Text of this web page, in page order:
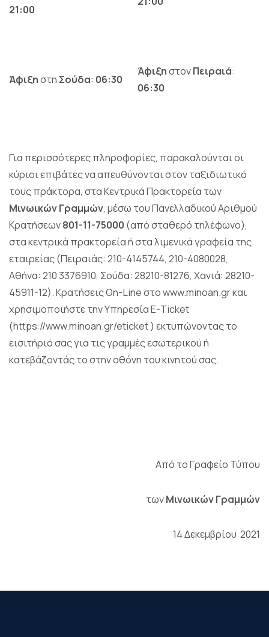
21:00
Άφιξηστη Σούδα: 06:30
ΆφιξηστονΠειραιά:
06:30
Για περισσότερες πληροφορίες, παρακαλούνται οι
κύριοι επιβάτες να απευθύνονται στον ταξιδιωτικό
τους πράκτορα, στα Κεντρικά Πρακτορεία των
Μινωικών Γραμμών, μέσω του Πανελλαδικού Αριθμού
Κρατήσεων801-11-75000 (από σταθερό τηλέφωνο),
στα κεντρικά πρακτορεία ή στα λιμενικά γραφεία της
εταιρείας (Πειραιάς: 210-4145744, 210-4080028,
Αθήνα: 210 3376910, Σούδα: 28210-81276, Χανιά: 28210-
45911-12). Κρατήσεις On-Line στοwww.minoan.grκαι
χρησιμοποιήστε την Υπηρεσία E-Ticket
(https://www.minoan.gr/eticket) εκτυπώνοντας το
εισιτήριό σας για τις γραμμές εσωτερικού ή
κατεβάζοντάς το στην οθόνη του κινητού σας.
Από το Γραφείο Τύπου
τωνΜινωικών Γραμμών
14 Δεκεμβρίου 2021